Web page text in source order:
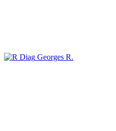
Georges R.